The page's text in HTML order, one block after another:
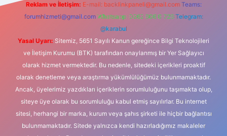
Reklam ve İletişim: E-mail: backlinkpaneli@gmail.com Teams:
forumhizmeti@gmail.com Whatsapp: 0262 606 0 726 Telegram:
@karabul
Yasal Uyarı: Sitemiz, 5651 Sayılı Kanun gereğince Bilgi Teknolojileri
ve İletişim Kurumu (BTK) tarafından onaylanmış bir Yer Sağlayıcı
olarak hizmet vermektedir. Bu nedenle, sitedeki içerikleri proaktif
olarak denetleme veya araştırma yükümlülüğümüz bulunmamaktadır.
Ancak, üyelerimiz yazdıkları içeriklerin sorumluluğunu taşımakta olup,
siteye üye olarak bu sorumluluğu kabul etmiş sayılırlar. Bu internet
sitesi, herhangi bir marka, kurum veya şahıs şirketi ile hiçbir bağlantısı
bulunmamaktadır. Sitede yalnızca kendi hazırladığımız makaleler